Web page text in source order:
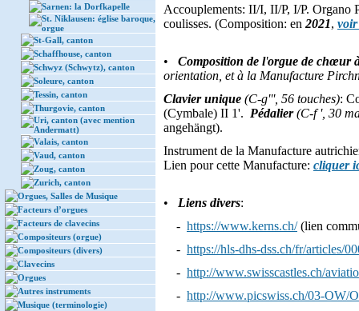
Sarnen: la Dorfkapelle
St. Niklausen: église baroque,
orgue
St-Gall, canton
Schaffhouse, canton
Schwyz (Schwytz), canton
Soleure, canton
Tessin, canton
Thurgovie, canton
Uri, canton (avec mention
Andermatt)
Valais, canton
Vaud, canton
Zoug, canton
Zurich, canton
Orgues, Salles de Musique
Facteurs d’orgues
Facteurs de clavecins
Compositeurs (orgue)
Compositeurs (divers)
Clavecins
Orgues
Autres instruments
Musique (terminologie)
Accouplements: II/I, II/P, I/P. Organo
coulisses. (Composition: en 2021,
• Composition de l'orgue de chœur
orientation, et à la Manufacture
Clavier unique (C-g''', 56 touches):
(Cymbale) II 1'. Pédalier (C-f ', 30
angehängt).
Instrument de la Manufacture
Lien pour cette Manufacture: cliquer
• Liens divers:
- https://www.kerns.ch/(lien
- https://hls-dhs-dss.ch/fr/articles/
- http://www.swisscastles.ch/
- http://www.picswiss.ch/03-OW/